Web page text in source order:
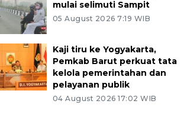
mulai selimuti Sampit
05 August 2026 7:19 WIB
Kaji tiru ke Yogyakarta,
Pemkab Barut perkuat tata
kelola pemerintahan dan
pelayanan publik
04 August 2026 17:02 WIB